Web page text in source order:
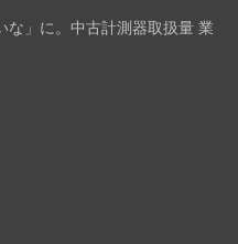
な」に。中古計測器取扱量 業